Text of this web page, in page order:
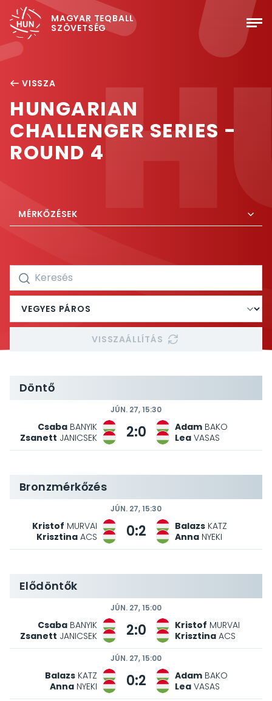
MAGYAR TEQBALL
SZÖVETSÉG
VISSZA
HUNGARIAN
CHALLENGER SERIES -
ROUND 4
MÉRKŐZÉSEK
VISSZAÁLLÍTÁS
Döntő
JÚN. 27, 15:30
Csaba BANYIK
Zsanett JANICSEK 2:0 Adam BAKO
Lea VASAS
Bronzmérkőzés
JÚN. 27, 15:30
Kristof MURVAI
Krisztina ACS 0:2 Balazs KATZ
Anna NYEKI
Elődöntők
JÚN. 27, 15:00
Csaba BANYIK
Zsanett JANICSEK 2:0 Kristof MURVAI
Krisztina ACS
JÚN. 27, 15:00
Balazs KATZ
Anna NYEKI 0:2 Adam BAKO
Lea VASAS